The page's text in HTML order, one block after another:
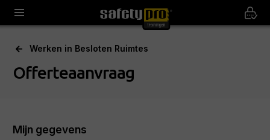
Werken in Besloten Ruimtes
Offerteaanvraag
Mijn gegevens